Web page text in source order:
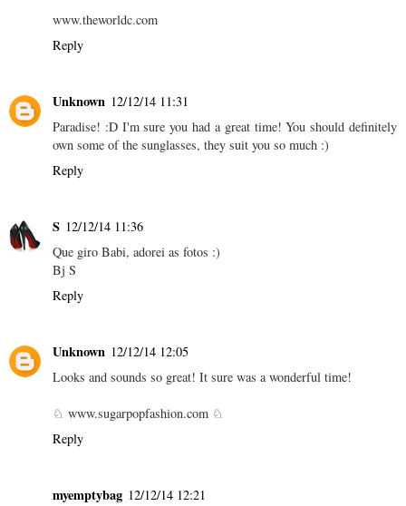
www.theworldc.com
Reply
Unknown 12/12/14 11:31
Paradise! :D I'm sure you had a great time! You should definitely
own some of the sunglasses, they suit you so much :)
Reply
S 12/12/14 11:36
Que giro Babi, adorei as fotos :)
Bj S
Reply
Unknown 12/12/14 12:05
Looks and sounds so great! It sure was a wonderful time!
♘ www.sugarpopfashion.com ♘
Reply
myemptybag 12/12/14 12:21